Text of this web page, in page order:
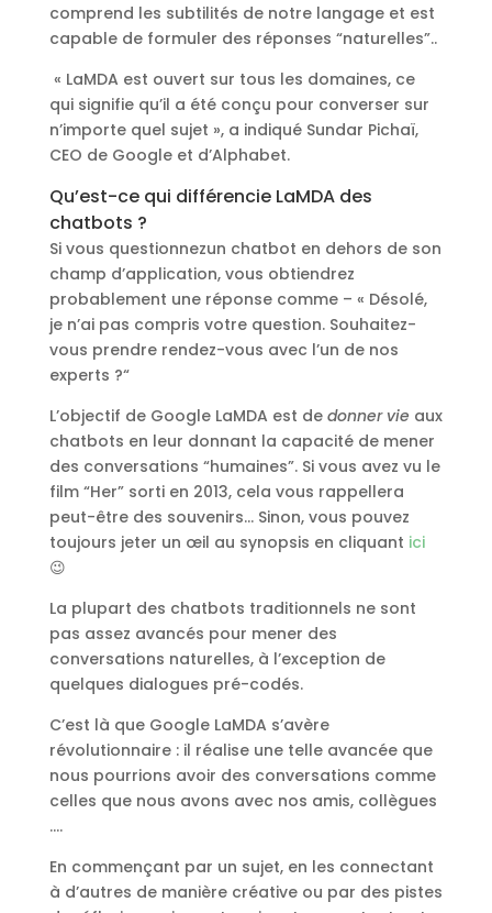
comprend les subtilités de notre langage et est
capable de formuler des réponses “naturelles”..
« LaMDA est ouvert sur tous les domaines, ce
qui signifie qu’il a été conçu pour converser sur
n’importe quel sujet », a indiqué Sundar Pichaï,
CEO de Google et d’Alphabet.
Qu’est-ce qui différencie LaMDA des
chatbots ?
Si vous questionnezun chatbot en dehors de son
champ d’application, vous obtiendrez
probablement une réponse comme – « Désolé,
je n’ai pas compris votre question. Souhaitez-
vous prendre rendez-vous avec l’un de nos
experts ?“
L’objectif de Google LaMDA est de donner vie aux
chatbots en leur donnant la capacité de mener
des conversations “humaines”. Si vous avez vu le
film “Her” sorti en 2013, cela vous rappellera
peut-être des souvenirs… Sinon, vous pouvez
toujours jeter un œil au synopsis en cliquant ici
😉
La plupart des chatbots traditionnels ne sont
pas assez avancés pour mener des
conversations naturelles, à l’exception de
quelques dialogues pré-codés.
C’est là que Google LaMDA s’avère
révolutionnaire : il réalise une telle avancée que
nous pourrions avoir des conversations comme
celles que nous avons avec nos amis, collègues
….
En commençant par un sujet, en les connectant
à d’autres de manière créative ou par des pistes